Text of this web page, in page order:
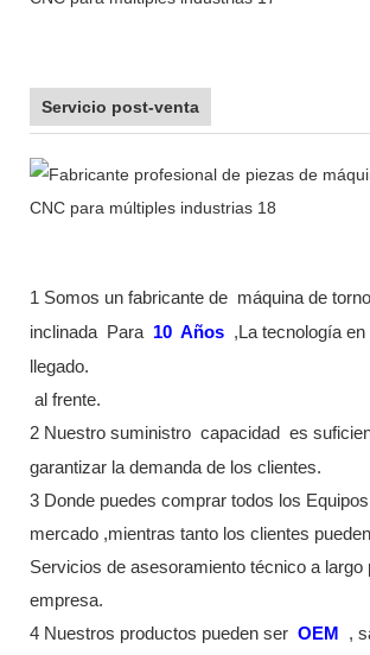
Servicio post-venta
1 Somos un fabricante de máquina de
inclinada
Para 10 Años ,La tecnología
llegado.
al frente.
2 Nuestro suministro capacidad
es
garantizar la demanda de los clientes.
3 Donde puedes comprar todos los
mercado ,mientras tanto los clientes
Servicios de asesoramiento técnico a largo
empresa.
4 Nuestros productos pueden ser OEM
,